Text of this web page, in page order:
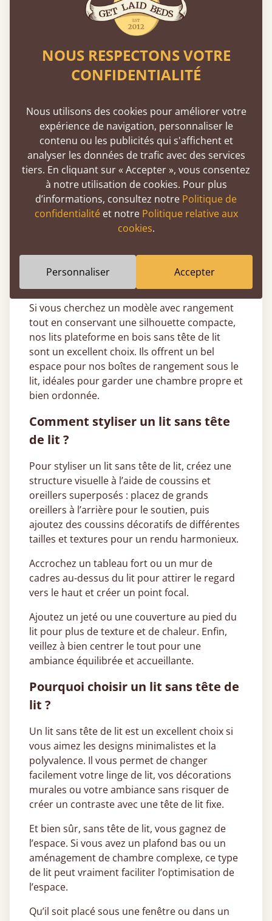
sont disponibles ?
Notre gamme de lits sans tête de lit se décline
en différentes tailles, finitions et styles, pour
s’adapter à tous les goûts et à tous les
trouverez un modèle adapté à vos besoins.
Et si vous recherchez un lit totalement
personnalisé, notre service de fabrication sur
mesure vous permet de choisir la taille exacte
qui correspond à votre espace nuit.
Sans tête de lit, nos lits bas en bois sont
idéaux pour les combles ou les chambres avec
optimisent la hauteur disponible. En les
plaçant contre un mur, vous gagnez encore
Si vous cherchez un modèle avec rangement
tout en conservant une silhouette compacte,
nos lits plateforme en bois sans tête de lit
sont un excellent choix. Ils offrent un bel
espace pour nos boîtes de rangement sous le
lit, idéales pour garder une chambre propre et
bien ordonnée.
Comment styliser un lit sans tête
de lit ?
Pour styliser un lit sans tête de lit, créez une
structure visuelle à l’aide de coussins et
oreillers superposés : placez de grands
oreillers à l’arrière pour le soutien, puis
ajoutez des coussins décoratifs de différentes
tailles et textures pour un rendu harmonieux.
Accrochez un tableau fort ou un mur de
cadres au-dessus du lit pour attirer le regard
vers le haut et créer un point focal.
Ajoutez un jeté ou une couverture au pied du
lit pour plus de texture et de chaleur. Enfin,
veillez à bien centrer le tout pour une
ambiance équilibrée et accueillante.
Pourquoi choisir un lit sans tête de
lit ?
Un lit sans tête de lit est un excellent choix si
vous aimez les designs minimalistes et la
polyvalence. Il vous permet de changer
facilement votre linge de lit, vos décorations
murales ou votre ambiance sans risquer de
créer un contraste avec une tête de lit fixe.
Et bien sûr, sans tête de lit, vous gagnez de
l’espace. Si vous avez un plafond bas ou un
aménagement de chambre complexe, ce type
de lit peut vraiment faciliter l’optimisation de
l’espace.
Qu’il soit placé sous une fenêtre ou dans un
NOUS RESPECTONS VOTRE
CONFIDENTIALITÉ
Nous utilisons des cookies pour améliorer votre
expérience de navigation, personnaliser le
contenu ou les publicités qui s'affichent et
analyser les données de trafic avec des services
tiers. En cliquant sur « Accepter », vous consentez
à notre utilisation de cookies. Pour plus
d’informations, consultez notre Politique de
confidentialitéet notre Politique relative aux
cookies.
Personnaliser Accepter